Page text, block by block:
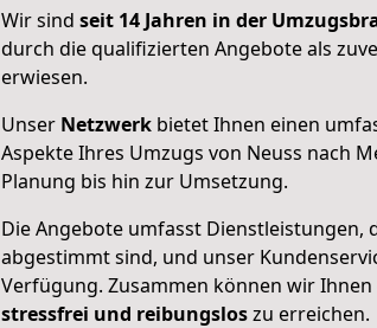
Wir sind seit 14 Jahren in der
durch die qualifizierten Angebote als
erwiesen.
Unser Netzwerk bietet Ihnen einen
Aspekte Ihres Umzugs von Neuss nach
Planung bis hin zur Umsetzung.
Die Angebote umfasst Dienstleistungen,
abgestimmt sind, und unser
Verfügung. Zusammen können wir
stressfrei und reibungsloszu erreichen.